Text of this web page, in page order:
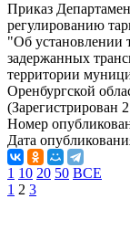
Приказ
регулированию
"Об установлении
задержанных
территории
Оренбургской
(Зарегистрирован
Номер
Дата
1 10 20 50 ВСЕ
1 2 3